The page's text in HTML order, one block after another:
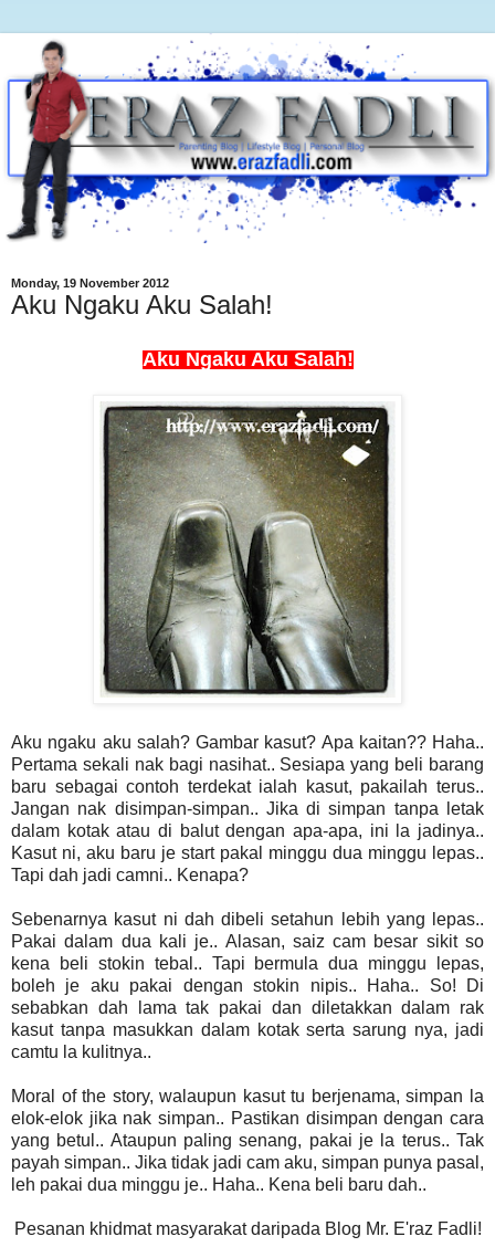
Monday, 19 November 2012
Aku Ngaku Aku Salah!
Aku Ngaku Aku Salah!
Aku ngaku aku salah? Gambar kasut? Apa kaitan?? Haha..
Pertama sekali nak bagi nasihat.. Sesiapa yang beli barang
baru sebagai contoh terdekat ialah kasut, pakailah terus..
Jangan nak disimpan-simpan.. Jika di simpan tanpa letak
dalam kotak atau di balut dengan apa-apa, ini la jadinya..
Kasut ni, aku baru je start pakal minggu dua minggu lepas..
Tapi dah jadi camni.. Kenapa?
Sebenarnya kasut ni dah dibeli setahun lebih yang lepas..
Pakai dalam dua kali je.. Alasan, saiz cam besar sikit so
kena beli stokin tebal.. Tapi bermula dua minggu lepas,
boleh je aku pakai dengan stokin nipis.. Haha.. So! Di
sebabkan dah lama tak pakai dan diletakkan dalam rak
kasut tanpa masukkan dalam kotak serta sarung nya, jadi
camtu la kulitnya..
Moral of the story, walaupun kasut tu berjenama, simpan la
elok-elok jika nak simpan.. Pastikan disimpan dengan cara
yang betul.. Ataupun paling senang, pakai je la terus.. Tak
payah simpan.. Jika tidak jadi cam aku, simpan punya pasal,
leh pakai dua minggu je.. Haha.. Kena beli baru dah..
Pesanan khidmat masyarakat daripada Blog Mr. E'raz Fadli!